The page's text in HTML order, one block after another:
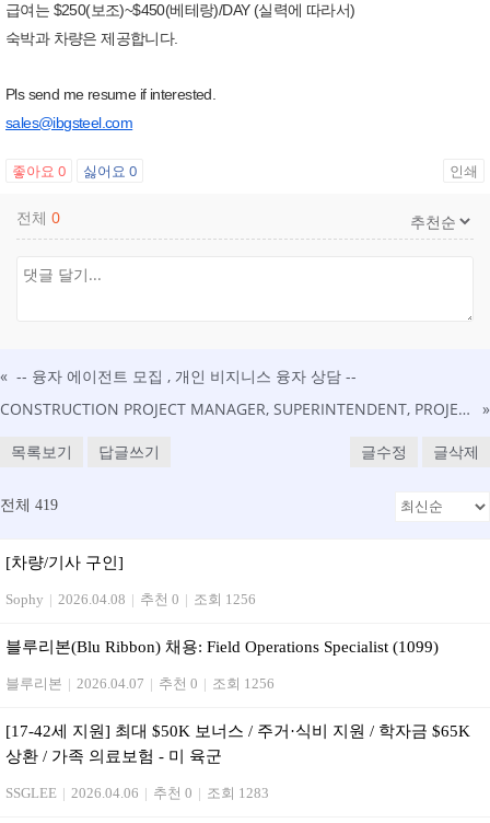
급여는 $250(보조)~$450(베테랑)/DAY (실력에 따라서)
숙박과 차량은 제공합니다.
Pls send me resume if interested.
sales@ibgsteel.com
좋아요 0 싫어요 0 인쇄
전체 0
« -- 융자 에이전트 모집 , 개인 비지니스 융자 상담 --
CONSTRUCTION PROJECT MANAGER, SUPERINTENDENT, PROJECT OFFICER, PROGRAM MANAGER 공무 구인 (영주권 sponsor 가능)
»
목록보기 답글쓰기 글수정 글삭제
전체 419
[차량/기사 구인]
Sophy | 2026.04.08 | 추천 0 | 조회 1256
블루리본(Blu Ribbon) 채용: Field Operations Specialist (1099)
블루리본 | 2026.04.07 | 추천 0 | 조회 1256
[17-42세 지원] 최대 $50K 보너스 / 주거·식비 지원 / 학자금 $65K
상환 / 가족 의료보험 - 미 육군
SSGLEE | 2026.04.06 | 추천 0 | 조회 1283